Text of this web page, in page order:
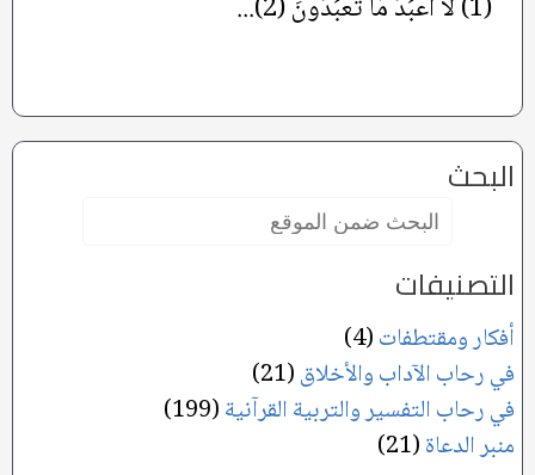
(1) لَا أَعْبُدُ مَا تَعْبُدُونَ (2)...
البحث
التصنيفات
أفكار ومقتطفات(4)
في رحاب الآداب والأخلاق(21)
في رحاب التفسير والتربية القرآنية(199)
منبر الدعاة(21)